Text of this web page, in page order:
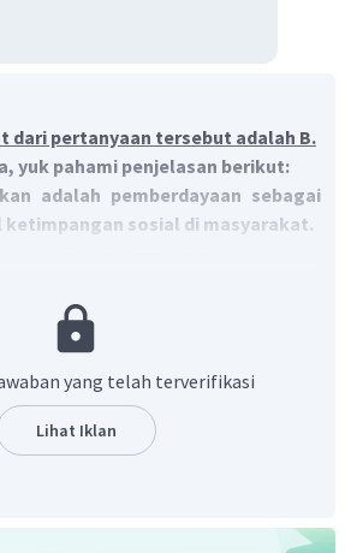
dari pertanyaan tersebut adalah B.
yuk pahami penjelasan berikut:
adalah pemberdayaan sebagai
ketimpangan sosial di masyarakat.
daya yang tersedia.
dihindari dengan beragam cara
penduduk dapat memberikan
kepada seluruh masyarakat untuk
dalam wacana diatas yaitu Program
yang telah terverifikasi
Lihat Iklan